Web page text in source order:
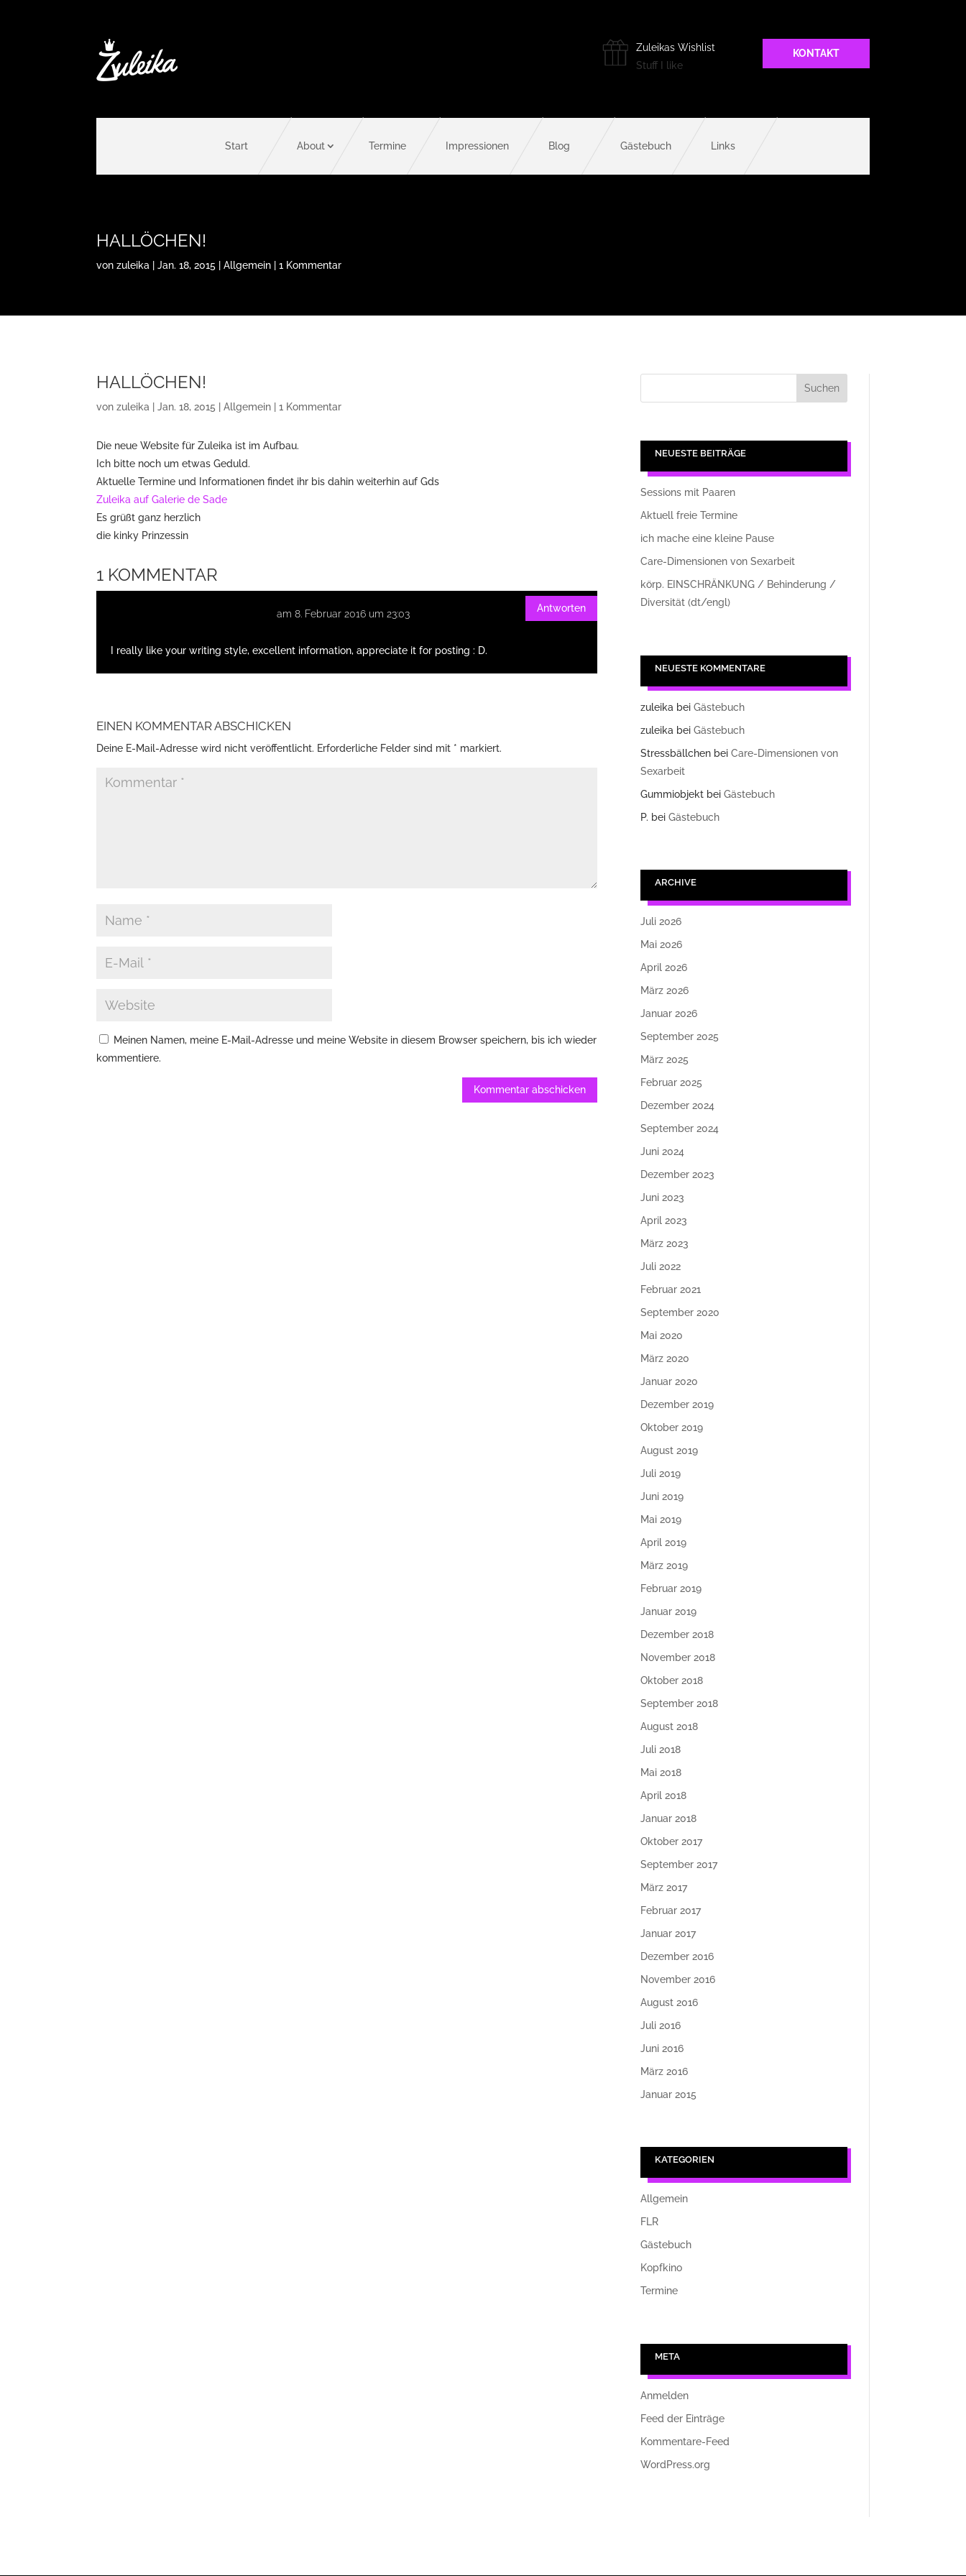
Zuleikas Wishlist
Stuff I like
KONTAKT
Start About Termine Impressionen Blog Gästebuch Links
HALLÖCHEN!
vonzuleika |Jan. 18, 2015 |Allgemein |1 Kommentar
HALLÖCHEN!
vonzuleika |Jan. 18, 2015 |Allgemein |1 Kommentar
Die neue Website für Zuleika ist im Aufbau.
Ich bitte noch um etwas Geduld.
Aktuelle Termine und Informationen findet ihr bis dahin weiterhin auf Gds
Zuleika auf Galerie de Sade
Es grüßt ganz herzlich
die kinky Prinzessin
1 KOMMENTAR
am 8. Februar 2016 um 23:03
I really like your writing style, excellent information, appreciate it for posting : D.
Antworten
EINEN KOMMENTAR ABSCHICKEN
Deine E-Mail-Adresse wird nicht veröffentlicht. Erforderliche Felder sind mit * markiert.
Meinen Namen, meine E-Mail-Adresse und meine Website in diesem Browser speichern, bis ich wieder
kommentiere.
Kommentar abschicken
NEUESTE BEITRÄGE
Sessions mit Paaren
Aktuell freie Termine
ich mache eine kleine Pause
Care-Dimensionen von Sexarbeit
körp. EINSCHRÄNKUNG / Behinderung /
Diversität (dt/engl)
NEUESTE KOMMENTARE
zuleika bei Gästebuch
zuleika bei Gästebuch
Stressbällchenbei Care-Dimensionen von
Sexarbeit
Gummiobjektbei Gästebuch
P. bei Gästebuch
ARCHIVE
Juli 2026
Mai 2026
April 2026
März 2026
Januar 2026
September 2025
März 2025
Februar 2025
Dezember 2024
September 2024
Juni 2024
Dezember 2023
Juni 2023
April 2023
März 2023
Juli 2022
Februar 2021
September 2020
Mai 2020
März 2020
Januar 2020
Dezember 2019
Oktober 2019
August 2019
Juli 2019
Juni 2019
Mai 2019
April 2019
März 2019
Februar 2019
Januar 2019
Dezember 2018
November 2018
Oktober 2018
September 2018
August 2018
Juli 2018
Mai 2018
April 2018
Januar 2018
Oktober 2017
September 2017
März 2017
Februar 2017
Januar 2017
Dezember 2016
November 2016
August 2016
Juli 2016
Juni 2016
März 2016
Januar 2015
KATEGORIEN
Allgemein
FLR
Gästebuch
Kopfkino
Termine
META
Anmelden
Feed der Einträge
Kommentare-Feed
WordPress.org